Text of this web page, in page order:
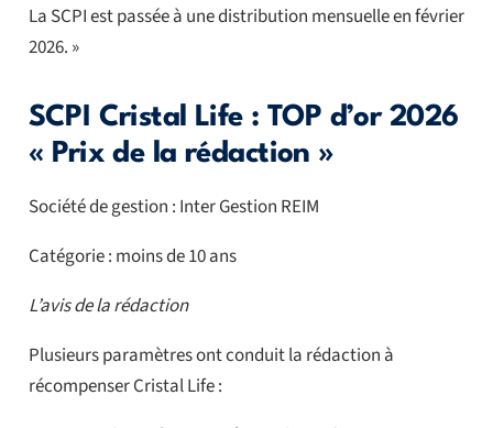
La SCPI est passée à une distribution mensuelle en février
2026. »
SCPI Cristal Life : TOP d’or 2026
« Prix de la rédaction »
Société de gestion : Inter Gestion REIM
Catégorie : moins de 10 ans
L’avis de la rédaction
Plusieurs paramètres ont conduit la rédaction à
récompenser Cristal Life :